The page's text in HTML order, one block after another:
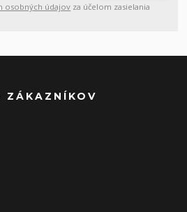
osobných údajov za účelom zasielania
ZÁKAZNÍKOV